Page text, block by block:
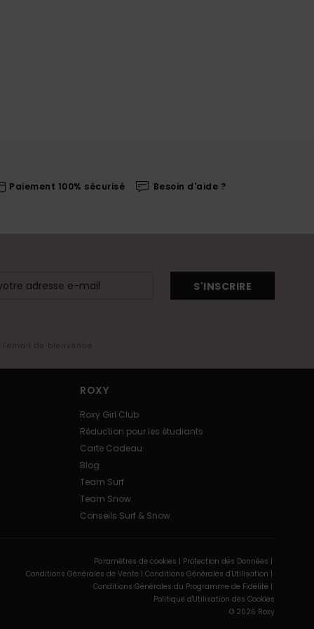
Paiement 100% sécurisé Besoin d'aide ?
S'INSCRIRE
de bienvenue
ROXY
Roxy Girl Club
Réduction pour les étudiants
Carte Cadeau
Blog
Team Surf
Team Snow
Conseils Surf & Snow
Paramètres de cookies | Protection des Données |
Conditions Générales de Vente | Conditions Générales d'Utilisation |
Conditions Générales du Programme de Fidélité |
Politique d'Utilisation des Cookies
© 2026 Roxy